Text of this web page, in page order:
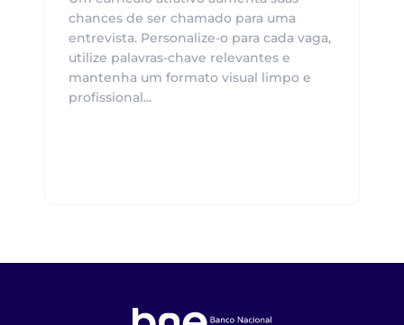
chances de ser chamado para uma
entrevista. Personalize-o para cada vaga,
utilize palavras-chave relevantes e
mantenha um formato visual limpo e
profissional...